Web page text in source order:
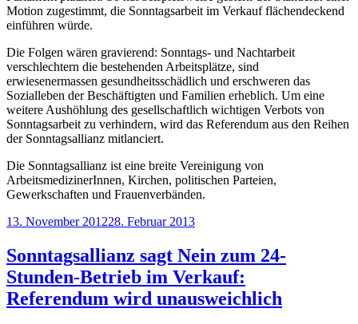
Motion zugestimmt, die Sonntagsarbeit im Verkauf flächendeckend
einführen würde.
Die Folgen wären gravierend: Sonntags- und Nachtarbeit
verschlechtern die bestehenden Arbeitsplätze, sind
erwiesenermassen gesundheitsschädlich und erschweren das
Sozialleben der Beschäftigten und Familien erheblich. Um eine
weitere Aushöhlung des gesellschaftlich wichtigen Verbots von
Sonntagsarbeit zu verhindern, wird das Referendum aus den Reihen
der Sonntagsallianz mitlanciert.
Die Sonntagsallianz ist eine breite Vereinigung von
ArbeitsmedizinerInnen, Kirchen, politischen Parteien,
Gewerkschaften und Frauenverbänden.
Veröffentlicht
13. November 201228. Februar 2013
Sonntagsallianz sagt Nein zum 24-
Stunden-Betrieb im Verkauf:
Referendum wird unausweichlich